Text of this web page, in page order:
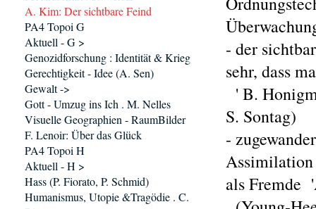
- der
sehr, dass
' B.
S. Sontag)
-
als Fremde
A. Kim: Der sichtbare Feind
PA4 Topoi G
Aktuell - G >
Genozidforschung : Identität & Krieg
Gerechtigkeit - Idee (A. Sen)
Gewalt ->
Gott - Umzug ins Ich . M. Nelles
Visuelle Geographien - RaumBilder
F. Lenoir: Über das Glück
PA4 Topoi H
Aktuell - H >
Hass (P. Fiorato, P. Schmid)
Humanismus, Utopie &Tragödie . C.